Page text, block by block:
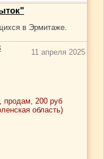
в Эрмитаже.
11 апреля 2025
продам, 200 руб
область)